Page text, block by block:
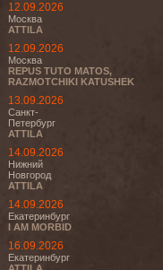
12.09.2026
Москва
ATTILA
12.09.2026
Москва
REPUS TUTO MATOS,
RAZMOTCHIKI KATUSHEK
13.09.2026
Санкт-
Петербург
ATTILA
14.09.2026
Нижний
Новгород
ATTILA
14.09.2026
Екатеринбург
I AM MORBID
16.09.2026
Екатеринбург